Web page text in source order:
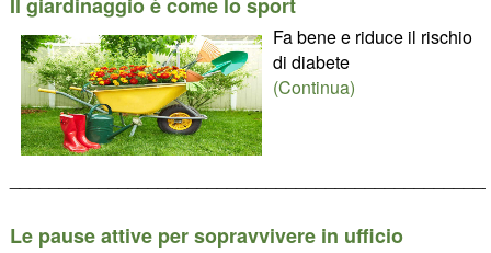
Fa bene e riduce il rischio
di diabete
(Continua)
Le pause attive per sopravvivere in ufficio